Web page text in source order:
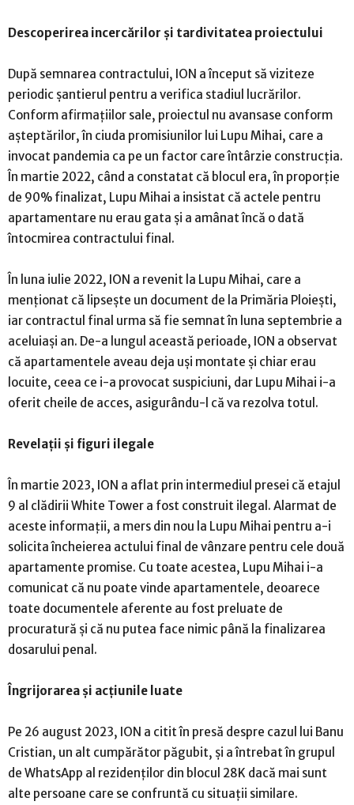
Descoperirea incercărilor și tardivitatea proiectului
După semnarea contractului, ION a început să viziteze
periodic șantierul pentru a verifica stadiul lucrărilor.
Conform afirmațiilor sale, proiectul nu avansase conform
așteptărilor, în ciuda promisiunilor lui Lupu Mihai, care a
invocat pandemia ca pe un factor care întârzie construcția.
În martie 2022, când a constatat că blocul era, în proporție
de 90% finalizat, Lupu Mihai a insistat că actele pentru
apartamentare nu erau gata și a amânat încă o dată
întocmirea contractului final.
În luna iulie 2022, ION a revenit la Lupu Mihai, care a
menționat că lipsește un document de la Primăria Ploiești,
iar contractul final urma să fie semnat în luna septembrie a
aceluiași an. De-a lungul această perioade, ION a observat
că apartamentele aveau deja uși montate și chiar erau
locuite, ceea ce i-a provocat suspiciuni, dar Lupu Mihai i-a
oferit cheile de acces, asigurându-l că va rezolva totul.
Revelații și figuri ilegale
În martie 2023, ION a aflat prin intermediul presei că etajul
9 al clădirii White Tower a fost construit ilegal. Alarmat de
aceste informații, a mers din nou la Lupu Mihai pentru a-i
solicita încheierea actului final de vânzare pentru cele două
apartamente promise. Cu toate acestea, Lupu Mihai i-a
comunicat că nu poate vinde apartamentele, deoarece
toate documentele aferente au fost preluate de
procuratură și că nu putea face nimic până la finalizarea
dosarului penal.
Îngrijorarea și acțiunile luate
Pe 26 august 2023, ION a citit în presă despre cazul lui Banu
Cristian, un alt cumpărător păgubit, și a întrebat în grupul
de WhatsApp al rezidenților din blocul 28K dacă mai sunt
alte persoane care se confruntă cu situații similare.